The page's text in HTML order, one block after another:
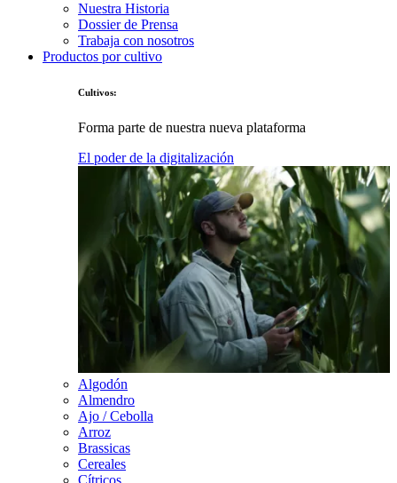
Nuestra Historia
Dossier de Prensa
Trabaja con nosotros
Productos por cultivo
Cultivos:
Forma parte de nuestra nueva plataforma
El poder de la digitalización
Algodón
Almendro
Ajo / Cebolla
Arroz
Brassicas
Cereales